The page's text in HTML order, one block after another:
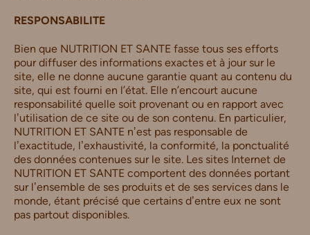
RESPONSABILITE
Bien que NUTRITION ET SANTE fasse tous ses efforts
pour diffuser des informations exactes et à jour sur le
site, elle ne donne aucune garantie quant au contenu du
site, qui est fourni en l’état. Elle n’encourt aucune
responsabilité quelle soit provenant ou en rapport avec
lʼutilisation de ce site ou de son contenu. En particulier,
NUTRITION ET SANTE nʼest pas responsable de
lʼexactitude, lʼexhaustivité, la conformité, la ponctualité
des données contenues sur le site. Les sites Internet de
NUTRITION ET SANTE comportent des données portant
sur lʼensemble de ses produits et de ses services dans le
monde, étant précisé que certains dʼentre eux ne sont
pas partout disponibles.